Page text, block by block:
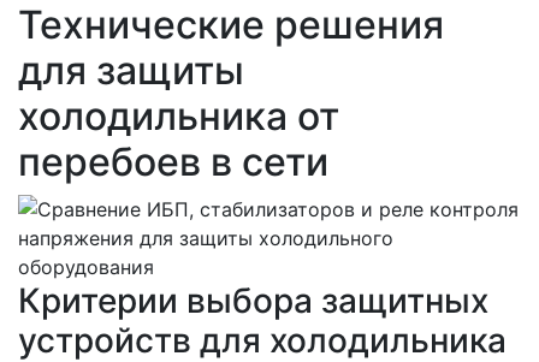
Технические решения
для защиты
холодильника от
перебоев в сети
Критерии выбора защитных
устройств для холодильника